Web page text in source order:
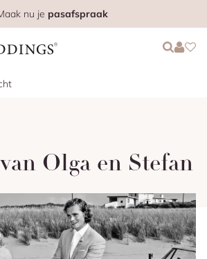
nu je pasafspraak
Login
Login
Olga en Stefan